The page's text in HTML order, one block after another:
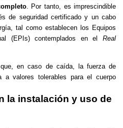
. Por tanto, es imprescindible
de seguridad certificado y un cabo
tal como establecen los Equipos
(EPIs) contemplados en elReal
en caso de caída, la fuerza de
a valores tolerables para el cuerpo
la instalación y uso de